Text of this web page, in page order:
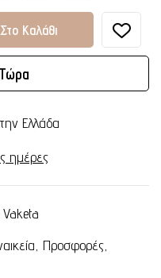
Καλάθι
Ελλάδα
ημέρες
Προσφορές